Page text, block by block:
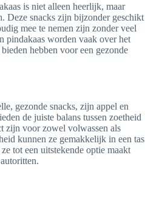
is niet alleen heerlijk, maar
Deze snacks zijn bijzonder geschikt
mee te nemen zijn zonder veel
pindakaas worden vaak over het
hebben voor een gezonde
gezonde snacks, zijn appel en
de juiste balans tussen zoetheid
zijn voor zowel volwassen als
kunnen ze gemakkelijk in een tas
tot een uitstekende optie maakt